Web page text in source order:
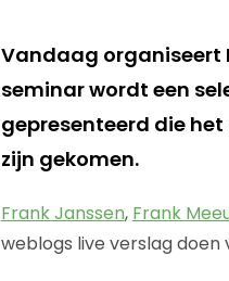
Vandaag organiseert
seminar wordt een
gepresenteerd die
zijn gekomen.
Frank Janssen, Frank
weblogs live verslag doen